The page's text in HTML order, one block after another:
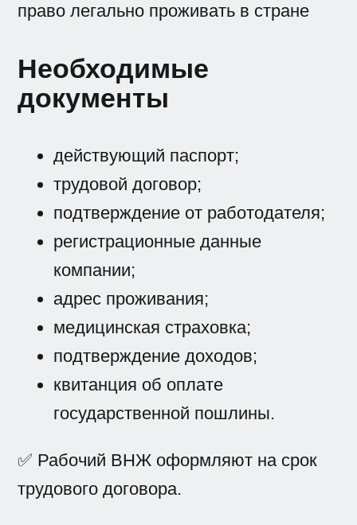
право легально проживать в стране
Необходимые
документы
действующий паспорт;
трудовой договор;
подтверждение от работодателя;
регистрационные данные
компании;
адрес проживания;
медицинская страховка;
подтверждение доходов;
квитанция об оплате
государственной пошлины.
✅ Рабочий ВНЖ оформляют на срок
трудового договора.